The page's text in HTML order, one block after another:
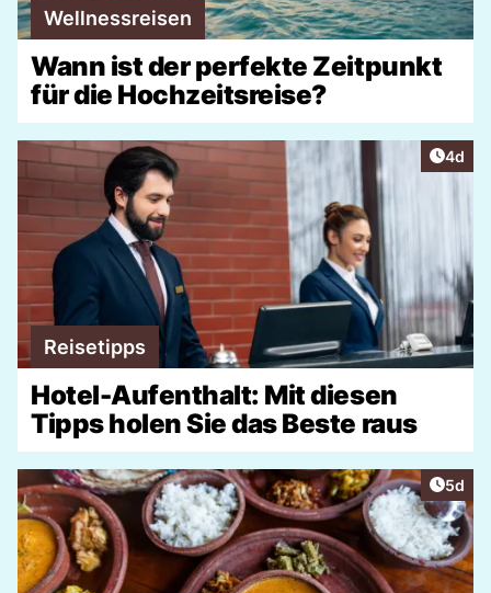
Wellnessreisen
Wann ist der perfekte Zeitpunkt
für die Hochzeitsreise?
4d
Reisetipps
Hotel-Aufenthalt: Mit diesen
Tipps holen Sie das Beste raus
5d